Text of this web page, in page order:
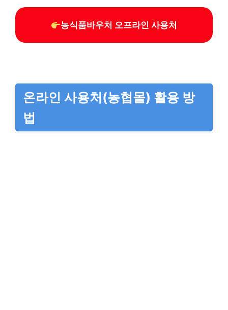
농식품바우처 오프라인 사용처
온라인 사용처(농협몰) 활용 방
법